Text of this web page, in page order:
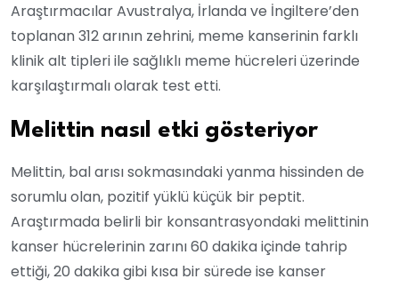
Araştırmacılar Avustralya, İrlanda ve İngiltere’den
toplanan 312 arının zehrini, meme kanserinin farklı
klinik alt tipleri ile sağlıklı meme hücreleri üzerinde
karşılaştırmalı olarak test etti.
Melittin nasıl etki gösteriyor
Melittin, bal arısı sokmasındaki yanma hissinden de
sorumlu olan, pozitif yüklü küçük bir peptit.
Araştırmada belirli bir konsantrasyondaki melittinin
kanser hücrelerinin zarını 60 dakika içinde tahrip
ettiği, 20 dakika gibi kısa bir sürede ise kanser